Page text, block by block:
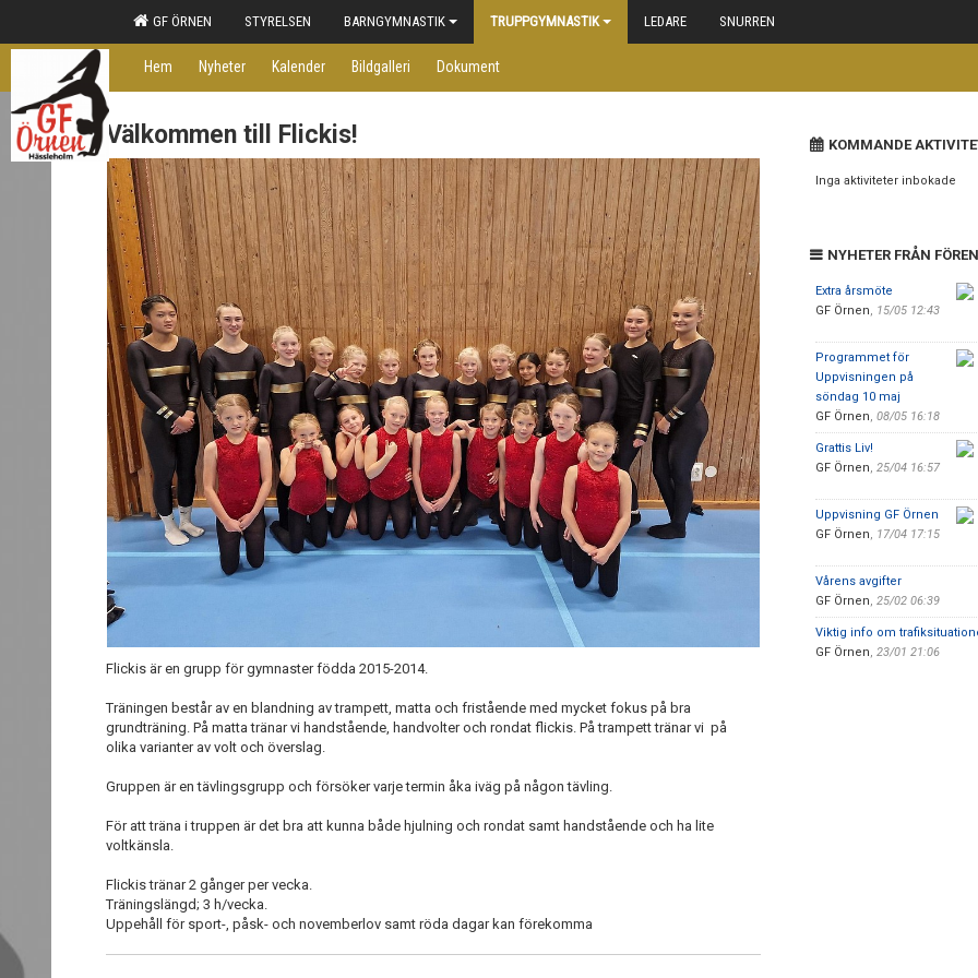
GF ÖRNEN STYRELSEN BARNGYMNASTIK TRUPPGYMNASTIK LEDARE SNURREN
Hem Nyheter Kalender Bildgalleri Dokument
Välkommen till Flickis!
Flickis är en grupp för gymnaster födda 2015-2014.
Träningen består av en blandning av trampett, matta och fristående med mycket fokus på bra
grundträning. På matta tränar vi handstående, handvolter och rondat flickis. På trampett tränar vi på
olika varianter av volt och överslag.
Gruppen är en tävlingsgrupp och försöker varje termin åka iväg på någon tävling.
För att träna i truppen är det bra att kunna både hjulning och rondat samt handstående och ha lite
voltkänsla.
Flickis tränar 2 gånger per vecka.
Träningslängd; 3 h/vecka.
Uppehåll för sport-, påsk- och novemberlov samt röda dagar kan förekomma
KOMMANDE
Inga aktiviteter inbokade
NYHETER FRÅN
Extra årsmöte
GF Örnen, 15/05 12:43
Programmet för
Uppvisningen på
söndag 10 maj
GF Örnen, 08/05 16:18
Grattis Liv!
GF Örnen, 25/04 16:57
Uppvisning GF Örnen
GF Örnen, 17/04 17:15
Vårens avgifter
GF Örnen, 25/02 06:39
Viktig info om
GF Örnen, 23/01 21:06